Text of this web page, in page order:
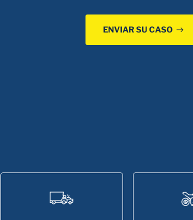
ENVIAR SU CASO